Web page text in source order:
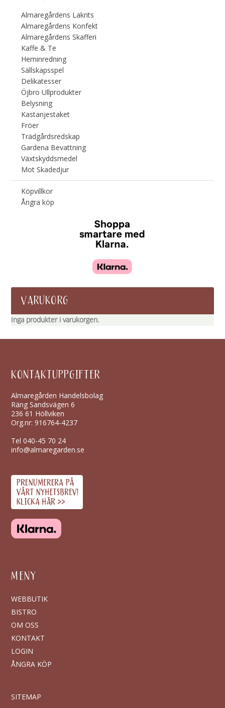
Almaregårdens Lakrits
Almaregårdens Konfekt
Almaregårdens Skafferi
Kaffe & Te
Heminredning
Sällskapsspel
Delikatesser
Öjbro Ullprodukter
Belysning
Kastanjestaket
Fröer
Trädgårdsredskap
Gardena Bevattning
Växtskyddsmedel
Mot Skadedjur
Köpvillkor
Ångra köp
VARUKORG
Inga produkter i varukorgen.
KONTAKTUPPGIFTER
Almaregården Handelsbolag
Räng Sandsvägen 6
236 61 Höllviken
Org.nr: 916764-4237
Tel040-45 70 24
info@almaregarden.se
MENY
WEBBUTIK
BISTRO
OM OSS
KONTAKT
LOGIN
ÅNGRA KÖP
SITEMAP